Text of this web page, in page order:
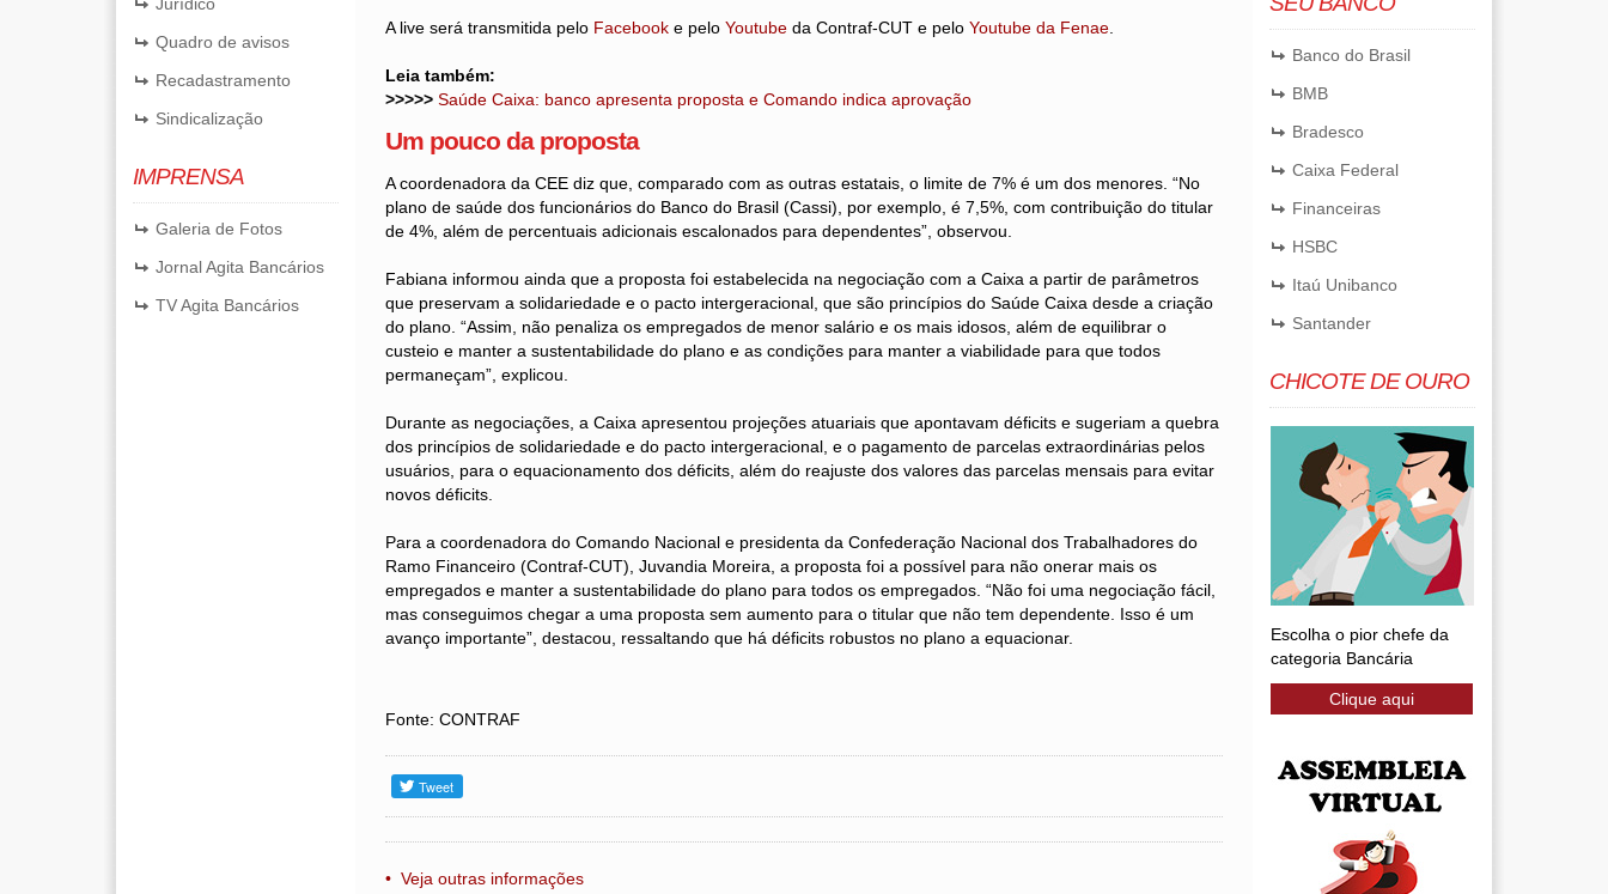
Quadro de avisos
Recadastramento
Sindicalização
IMPRENSA
Galeria de Fotos
Jornal Agita Bancários
TV Agita Bancários
A live será transmitida pelo Facebook e pelo Youtube da Contraf-CUT e pelo Youtube da Fenae
Leia também:
>>>>> Saúde Caixa: banco apresenta proposta e Comando indica aprovação
Um pouco da proposta
A coordenadora da CEE diz que, comparado com as outras estatais, o limite de 7% é um dos menores. “No
plano de saúde dos funcionários do Banco do Brasil (Cassi), por exemplo, é 7,5%, com contribuição do titular
de 4%, além de percentuais adicionais escalonados para dependentes”, observou.
Fabiana informou ainda que a proposta foi estabelecida na negociação com a Caixa a partir de parâmetros
que preservam a solidariedade e o pacto intergeracional, que são princípios do Saúde Caixa desde a criação
do plano. “Assim, não penaliza os empregados de menor salário e os mais idosos, além de equilibrar o
custeio e manter a sustentabilidade do plano e as condições para manter a viabilidade para que todos
permaneçam”, explicou.
Durante as negociações, a Caixa apresentou projeções atuariais que apontavam déficits e sugeriam a quebra
dos princípios de solidariedade e do pacto intergeracional, e o pagamento de parcelas extraordinárias pelos
usuários, para o equacionamento dos déficits, além do reajuste dos valores das parcelas mensais para evitar
novos déficits.
Para a coordenadora do Comando Nacional e presidenta da Confederação Nacional dos Trabalhadores do
Ramo Financeiro (Contraf-CUT), Juvandia Moreira, a proposta foi a possível para não onerar mais os
empregados e manter a sustentabilidade do plano para todos os empregados. “Não foi uma negociação fácil,
mas conseguimos chegar a uma proposta sem aumento para o titular que não tem dependente. Isso é um
avanço importante”, destacou, ressaltando que há déficits robustos no plano a equacionar.
Fonte: CONTRAF
• Veja outras informações
Banco do Brasil
BMB
Bradesco
Caixa Federal
Financeiras
HSBC
Itaú Unibanco
Santander
CHICOTE DE OURO
Escolha o pior chefe da
categoria Bancária
Clique aqui